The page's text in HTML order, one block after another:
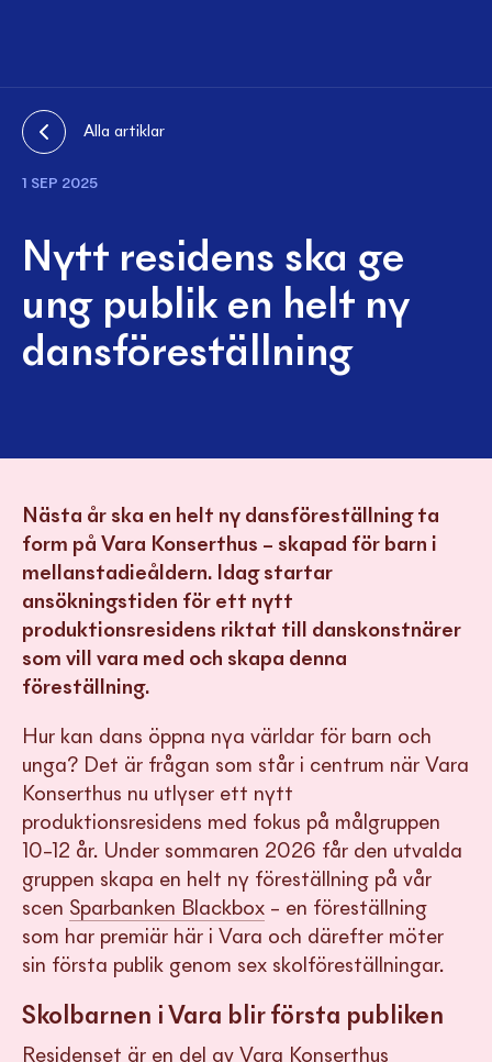
Alla artiklar
1 SEP 2025
Nytt residens ska ge
ung publik en helt ny
dansföreställning
Nästa år ska en helt ny dansföreställning ta
form på Vara Konserthus – skapad för barn i
mellanstadieåldern. Idag startar
ansökningstiden för ett nytt
produktionsresidens riktat till danskonstnärer
som vill vara med och skapa denna
föreställning.
Hur kan dans öppna nya världar för barn och
unga? Det är frågan som står i centrum när Vara
Konserthus nu utlyser ett nytt
produktionsresidens med fokus på målgruppen
10–12 år. Under sommaren 2026 får den utvalda
gruppen skapa en helt ny föreställning på vår
scen Sparbanken Blackbox – en föreställning
som har premiär här i Vara och därefter möter
sin första publik genom sex skolföreställningar.
Skolbarnen i Vara blir första publiken
Residenset är en del av Vara Konserthus